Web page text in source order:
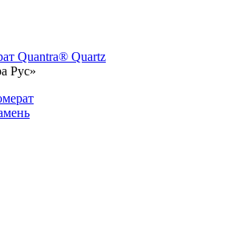
Рус»